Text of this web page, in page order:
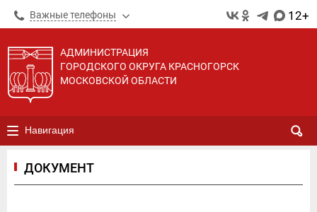
Важные телефоны 12+
АДМИНИСТРАЦИЯ
ГОРОДСКОГО ОКРУГА КРАСНОГОРСК
МОСКОВСКОЙ ОБЛАСТИ
Навигация
ДОКУМЕНТ